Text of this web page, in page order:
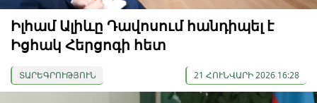
Իլհամ Ալիևը Դավոսում հանդիպել է
Իցհակ Հերցոգի հետ
ՏԱՐԵԳՐՈՒԹՅՈՒՆ 21 ՀՈՒՆՎԱՐԻ 2026 16:28